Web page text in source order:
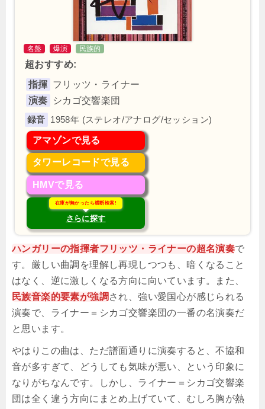
名盤 爆演 民族的
超おすすめ:
指揮 フリッツ・ライナー
演奏
シカゴ交響楽団
1958年 (ステレオ/アナログ/セッション)
アマゾンで見る
タワーレコードで見る
HMVで見る
在庫が無かったら横断検索!
さらに探す
ハンガリーの指揮者フリッツ・ライナーの超名演奏で
す。厳しい曲調を理解し再現しつつも、暗くなること
はなく、逆に激しくなる方向に向いています。また、
民族音楽的要素が強調 され、強い愛国心が感じられる
演奏で、ライナー＝シカゴ交響楽団の一番の名演奏だ
と思います。
やはりこの曲は、ただ譜面通りに演奏すると、不協和
音が多すぎて、どうしても気味が悪い、という印象に
なりがちなんです。しかし、ライナー＝シカゴ交響楽
団は全く違う方向にまとめ上げていて、むしろ胸が熱